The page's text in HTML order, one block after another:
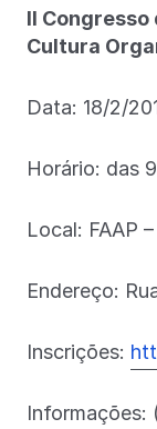
II
Cultura
Data: 18/2/
Horário: das
Local: FAAP
Endereço:
Inscrições:
Informações: